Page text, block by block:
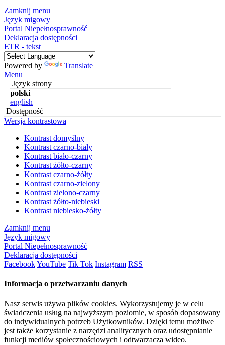
Zamknij menu
Język migowy
Portal Niepełnosprawność
Deklaracja dostępności
ETR - tekst
Powered by
Translate
Menu
Język strony
polski
english
Dostępność
Wersja kontrastowa
Kontrast domyślny
Kontrast czarno-biały
Kontrast biało-czarny
Kontrast żółto-czarny
Kontrast czarno-żółty
Kontrast czarno-zielony
Kontrast zielono-czarny
Kontrast żółto-niebieski
Kontrast niebiesko-żółty
Zamknij menu
Język migowy
Portal Niepełnosprawność
Deklaracja dostępności
FacebookYouTube Tik Tok Instagram RSS
Informacja o przetwarzaniu danych
Nasz serwis używa plików cookies. Wykorzystujemy je w celu
świadczenia usług na najwyższym poziomie, w sposób dopasowany
do indywidualnych potrzeb Użytkowników. Dzięki temu możliwe
jest także korzystanie z narzędzi analitycznych oraz udostępnianie
funkcji mediów społecznościowych i odtwarzacza wideo.